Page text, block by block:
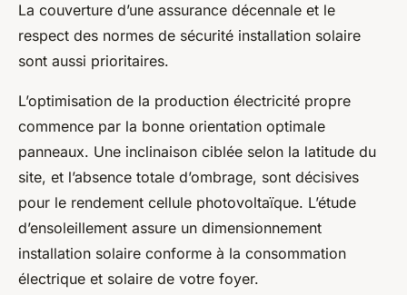
La couverture d’une assurance décennale et le
respect des normes de sécurité installation solaire
sont aussi prioritaires.
L’optimisation de la production électricité propre
commence par la bonne orientation optimale
panneaux. Une inclinaison ciblée selon la latitude du
site, et l’absence totale d’ombrage, sont décisives
pour le rendement cellule photovoltaïque. L’étude
d’ensoleillement assure un dimensionnement
installation solaire conforme à la consommation
électrique et solaire de votre foyer.